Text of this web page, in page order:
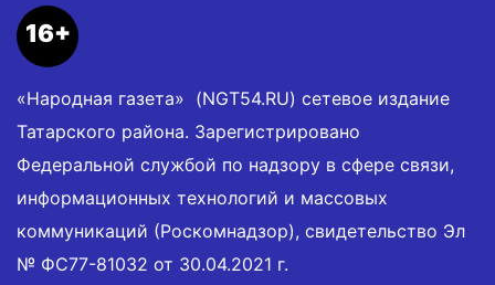
16+
«Народная газета» (NGT54.RU) сетевое издание
Татарского района. Зарегистрировано
Федеральной службой по надзору в сфере связи,
информационных технологий и массовых
коммуникаций (Роскомнадзор), свидетельство Эл
№ ФС77-81032 от 30.04.2021 г.